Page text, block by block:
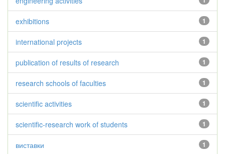
1
exhibitions
1
international projects
1
publication of results of research
1
research schools of faculties
1
scientific activities
1
scientific-research work of students
1
виставки